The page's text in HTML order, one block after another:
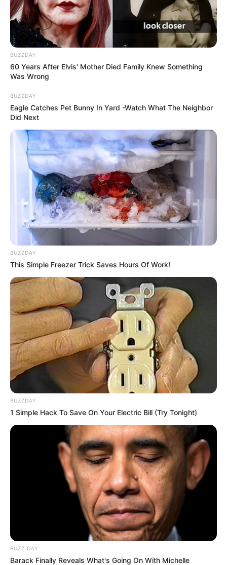
BUZZDAY
60 Years After Elvis' Mother Died Family Knew Something
Was Wrong
BUZZDAY
Eagle Catches Pet Bunny In Yard -Watch What The Neighbor
Did Next
BUZZDAY
This Simple Freezer Trick Saves Hours Of Work!
BUZZDAY
1 Simple Hack To Save On Your Electric Bill (Try Tonight)
BUZZ DAY
Barack Finally Reveals What's Going On With Michelle